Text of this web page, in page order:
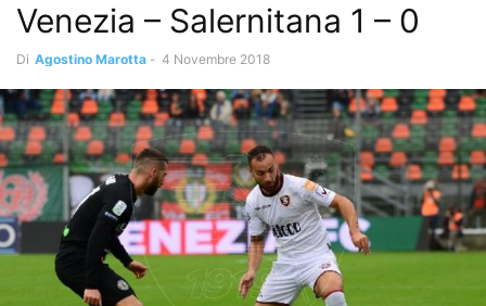
Venezia – Salernitana 1 – 0
Di Agostino Marotta - 4 Novembre 2018